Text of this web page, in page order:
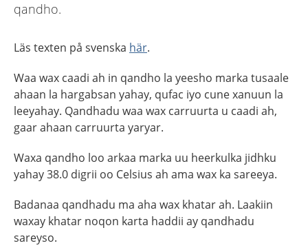
qandho.
Läs texten på svenska här.
Waa wax caadi ah in qandho la yeesho marka tusaale
ahaan la hargabsan yahay, qufac iyo cune xanuun la
leeyahay. Qandhadu waa wax carruurta u caadi ah,
gaar ahaan carruurta yaryar.
Waxa qandho loo arkaa marka uu heerkulka jidhku
yahay 38.0 digrii oo Celsius ah ama wax ka sareeya.
Badanaa qandhadu ma aha wax khatar ah. Laakiin
waxay khatar noqon karta haddii ay qandhadu
sareyso.